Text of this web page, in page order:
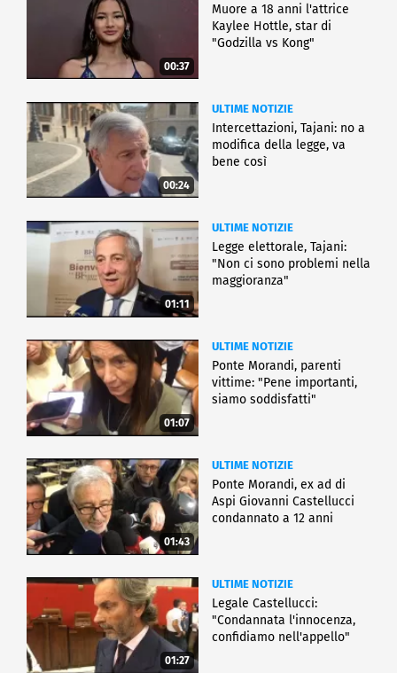
00:37
Muore a 18 anni l'attrice
Kaylee Hottle, star di
"Godzilla vs Kong"
00:24
ULTIME NOTIZIE
Intercettazioni, Tajani: no a
modifica della legge, va
bene così
01:11
ULTIME NOTIZIE
Legge elettorale, Tajani:
"Non ci sono problemi nella
maggioranza"
01:07
ULTIME NOTIZIE
Ponte Morandi, parenti
vittime: "Pene importanti,
siamo soddisfatti"
01:43
ULTIME NOTIZIE
Ponte Morandi, ex ad di
Aspi Giovanni Castellucci
condannato a 12 anni
01:27
ULTIME NOTIZIE
Legale Castellucci:
"Condannata l'innocenza,
confidiamo nell'appello"